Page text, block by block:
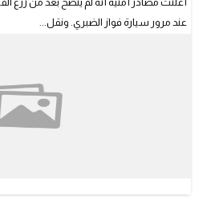
عند مرور سيارة فواز الضبري. ونقل...